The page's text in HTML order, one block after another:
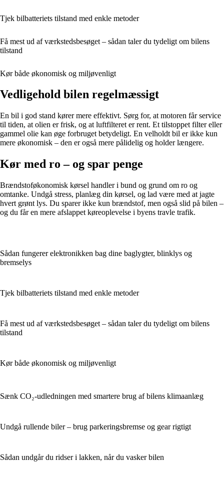
Tjek bilbatteriets tilstand med enkle metoder
Få mest ud af værkstedsbesøget – sådan taler du tydeligt om bilens
tilstand
Kør både økonomisk og miljøvenligt
Vedligehold bilen regelmæssigt
En bil i god stand kører mere effektivt. Sørg for, at motoren får service
til tiden, at olien er frisk, og at luftfilteret er rent. Et tilstoppet filter eller
gammel olie kan øge forbruget betydeligt. En velholdt bil er ikke kun
mere økonomisk – den er også mere pålidelig og holder længere.
Kør med ro – og spar penge
Brændstoføkonomisk kørsel handler i bund og grund om ro og
omtanke. Undgå stress, planlæg din kørsel, og lad være med at jagte
hvert grønt lys. Du sparer ikke kun brændstof, men også slid på bilen –
og du får en mere afslappet køreoplevelse i byens travle trafik.
Sådan fungerer elektronikken bag dine baglygter, blinklys og
bremselys
Tjek bilbatteriets tilstand med enkle metoder
Få mest ud af værkstedsbesøget – sådan taler du tydeligt om bilens
tilstand
Kør både økonomisk og miljøvenligt
Sænk CO₂-udledningen med smartere brug af bilens klimaanlæg
Undgå rullende biler – brug parkeringsbremse og gear rigtigt
Sådan undgår du ridser i lakken, når du vasker bilen